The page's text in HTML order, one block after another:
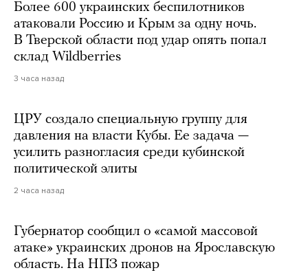
Более 600 украинских беспилотников
атаковали Россию и Крым за одну ночь.
В Тверской области под удар опять попал
склад Wildberries
3 часа назад
ЦРУ создало специальную группу для
давления на власти Кубы. Ее задача —
усилить разногласия среди кубинской
политической элиты
2 часа назад
Губернатор сообщил о «самой массовой
атаке» украинских дронов на Ярославскую
область. На НПЗ пожар